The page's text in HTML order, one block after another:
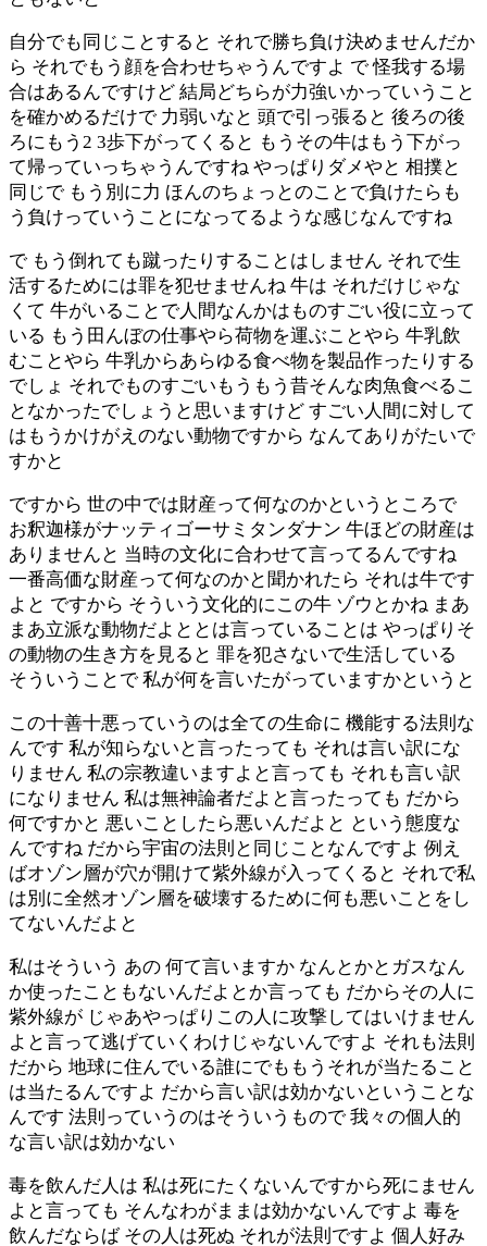
自分でも同じことすると それで勝ち負け決めませんだか
ら それでもう顔を合わせちゃうんですよ で 怪我する場
合はあるんですけど 結局どちらが力強いかっていうこと
を確かめるだけで 力弱いなと 頭で引っ張ると 後ろの後
ろにもう2 3歩下がってくると もうその牛はもう下がっ
て帰っていっちゃうんですね やっぱりダメやと 相撲と
同じで もう別に力 ほんのちょっとのことで負けたらも
う負けっていうことになってるような感じなんですね
で もう倒れても蹴ったりすることはしません それで生
活するためには罪を犯せませんね 牛は それだけじゃな
くて 牛がいることで人間なんかはものすごい役に立って
いる もう田んぼの仕事やら荷物を運ぶことやら 牛乳飲
むことやら 牛乳からあらゆる食べ物を製品作ったりする
でしょ それでものすごいもうもう昔そんな肉魚食べるこ
となかったでしょうと思いますけど すごい人間に対して
はもうかけがえのない動物ですから なんてありがたいで
すかと
ですから 世の中では財産って何なのかというところで
お釈迦様がナッティゴーサミタンダナン 牛ほどの財産は
ありませんと 当時の文化に合わせて言ってるんですね
一番高価な財産って何なのかと聞かれたら それは牛です
よと ですから そういう文化的にこの牛 ゾウとかね まあ
まあ立派な動物だよととは言っていることは やっぱりそ
の動物の生き方を見ると 罪を犯さないで生活している
そういうことで 私が何を言いたがっていますかというと
この十善十悪っていうのは全ての生命に 機能する法則な
んです 私が知らないと言ったっても それは言い訳にな
りません 私の宗教違いますよと言っても それも言い訳
になりません 私は無神論者だよと言ったっても だから
何ですかと 悪いことしたら悪いんだよと という態度な
んですね だから宇宙の法則と同じことなんですよ 例え
ばオゾン層が穴が開けて紫外線が入ってくると それで私
は別に全然オゾン層を破壊するために何も悪いことをし
てないんだよと
私はそういう あの 何て言いますか なんとかとガスなん
か使ったこともないんだよとか言っても だからその人に
紫外線が じゃあやっぱりこの人に攻撃してはいけません
よと言って逃げていくわけじゃないんですよ それも法則
だから 地球に住んでいる誰にでももうそれが当たること
は当たるんですよ だから言い訳は効かないということな
んです 法則っていうのはそういうもので 我々の個人的
な言い訳は効かない
毒を飲んだ人は 私は死にたくないんですから死にません
よと言っても そんなわがままは効かないんですよ 毒を
飲んだならば その人は死ぬ それが法則ですよ 個人好み